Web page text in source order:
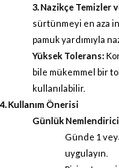
3. Nazikçe Temizler
sürtünmeyi en aza
pamuk yardımıyla
Yüksek Tolerans:
bile mükemmel bir
kullanılabilir.
4. Kullanım Önerisi
Günlük Nemlendirici
Günde 1
uygulayın.